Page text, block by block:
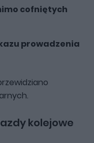
cofniętych
prowadzenia
kolejowe